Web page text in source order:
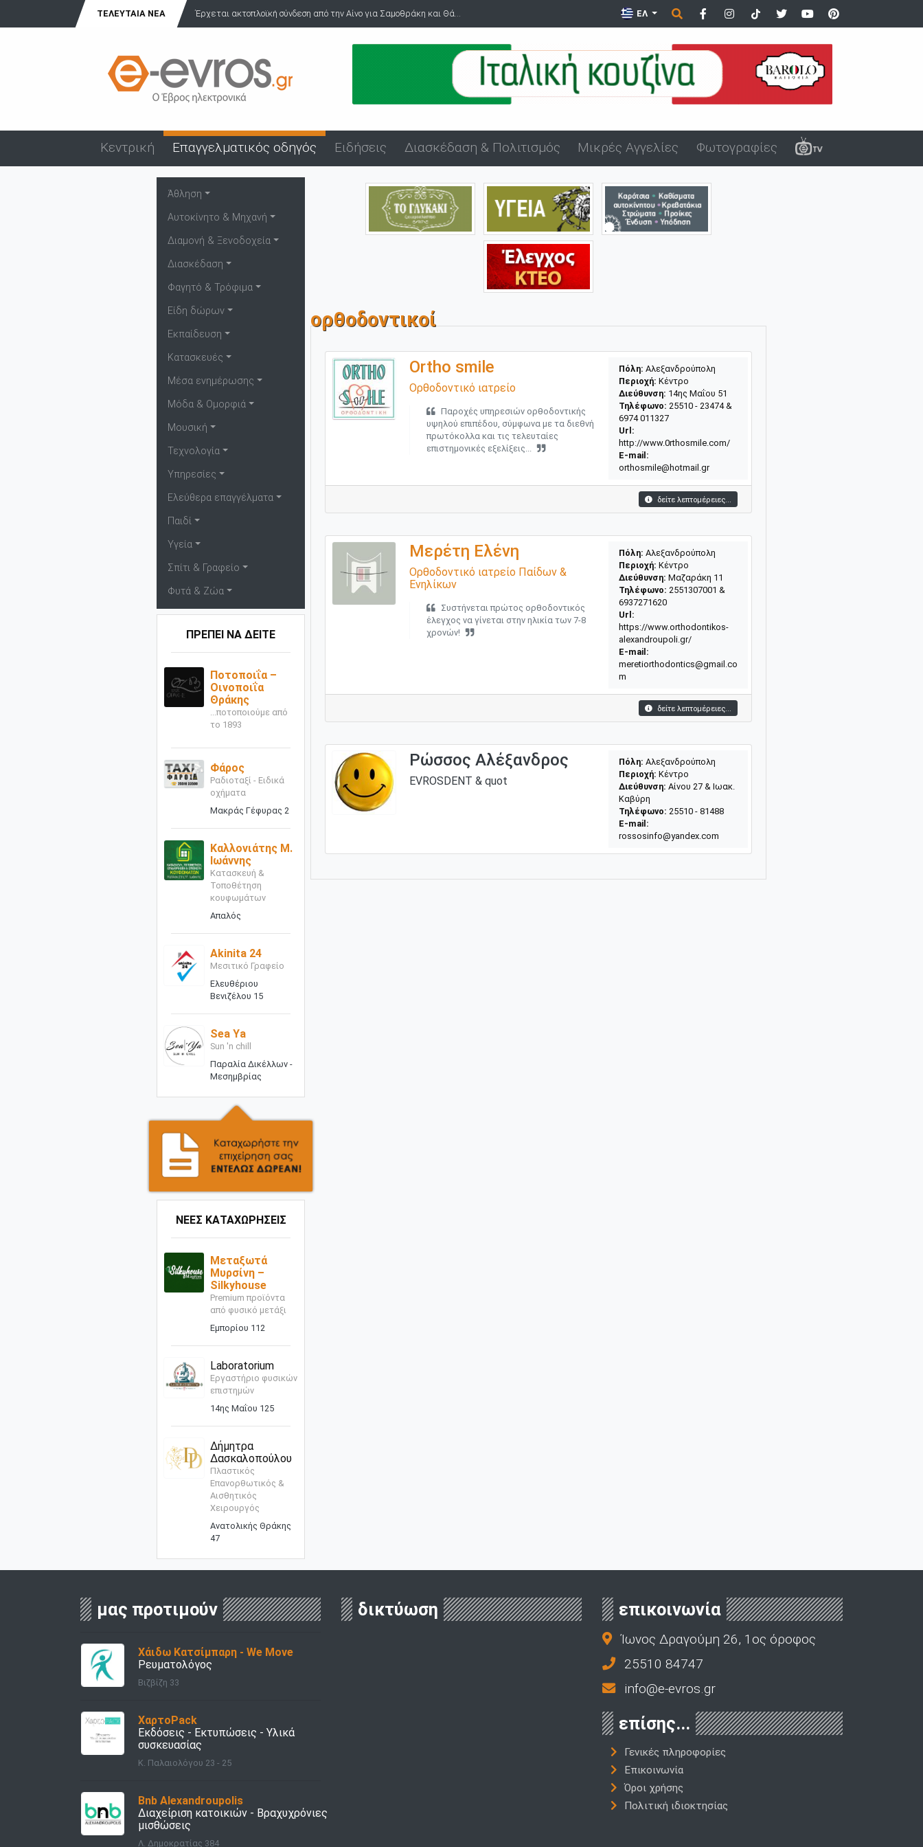
ΤΕΛΕΥΤΑΊΑ ΝΈΑ Έρχεται ακτοπλοϊκή σύνδεση από την Αίνο για Σαμοθράκη και Θά... ΕΛ
Κεντρική Επαγγελματικός οδηγός Ειδήσεις Διασκέδαση & Πολιτισμός Μικρές Αγγελίες Φωτογραφίες
Άθληση
Αυτοκίνητο & Μηχανή
Διαμονή & Ξενοδοχεία
Διασκέδαση
Φαγητό & Τρόφιμα
Είδη δώρων
Εκπαίδευση
Κατασκευές
Μέσα ενημέρωσης
Μόδα & Ομορφιά
Μουσική
Τεχνολογία
Υπηρεσίες
Ελεύθερα επαγγέλματα
Παιδί
Υγεία
Σπίτι & Γραφείο
Φυτά & Ζώα
ΠΡΕΠΕΙ ΝΑ ΔΕΙΤΕ
Ποτοποιΐα –
Οινοποιΐα
Θράκης
...ποτοποιούμε από
το 1893
Φάρος
Ραδιοταξί - Ειδικά
οχήματα
Μακράς Γέφυρας 2
Καλλονιάτης Μ.
Ιωάννης
Κατασκευή &
Τοποθέτηση
κουφωμάτων
Απαλός
Akinita 24
Μεσιτικό Γραφείο
Ελευθέριου
Βενιζέλου 15
Sea Ya
Sun 'n chill
Παραλία Δικέλλων -
Μεσημβρίας
ΝΕΕΣ ΚΑΤΑΧΩΡΗΣΕΙΣ
Μεταξωτά
Μυρσίνη –
Silkyhouse
Premium προϊόντα
από φυσικό μετάξι
Εμπορίου 112
Laboratorium
Εργαστήριο φυσικών
επιστημών
14ης Μαΐου 125
Δήμητρα
Δασκαλοπούλου
Πλαστικός
Επανορθωτικός &
Αισθητικός
Χειρουργός
Ανατολικής Θράκης
47
ορθοδοντικοί
Ortho smile
Ορθοδοντικό ιατρείο
Παροχές υπηρεσιών ορθοδοντικής
υψηλού επιπέδου, σύμφωνα με τα διεθνή
πρωτόκολλα και τις τελευταίες
επιστημονικές εξελίξεις...
Πόλη: Αλεξανδρούπολη
Περιοχή: Κέντρο
Διεύθυνση: 14ης Μαΐου 51
Τηλέφωνο: 25510 - 23474 &
6974 011327
Url:
http://www.0rthosmile.com/
E-mail:
orthosmile@hotmail.gr
δείτε λεπτομέρειες...
Μερέτη Ελένη
Ορθοδοντικό ιατρείο Παίδων &
Ενηλίκων
Συστήνεται πρώτος ορθοδοντικός
έλεγχος να γίνεται στην ηλικία των 7-8
χρονών!
Πόλη: Αλεξανδρούπολη
Περιοχή: Κέντρο
Διεύθυνση: Μαζαράκη 11
Τηλέφωνο: 2551307001 &
6937271620
Url:
https://www.orthodontikos-
alexandroupoli.gr/
E-mail:
meretiorthodontics@gmail.co
m
δείτε λεπτομέρειες...
Ρώσσος Αλέξανδρος
EVROSDENT & quot
Πόλη: Αλεξανδρούπολη
Περιοχή: Κέντρο
Διεύθυνση: Αίνου 27 & Ιωακ.
Καβύρη
Τηλέφωνο: 25510 - 81488
E-mail:
rossosinfo@yandex.com
μας προτιμούν
Χάιδω Κατσίμπαρη - We Move
Ρευματολόγος
Βιζβίζη 33
ΧαρτοPack
Εκδόσεις - Εκτυπώσεις - Υλικά
συσκευασίας
Κ. Παλαιολόγου 23 - 25
Bnb Alexandroupolis
Διαχείριση κατοικιών - Bραχυχρόνιες
μισθώσεις
Λ. Δημοκρατίας 384
δικτύωση επικοινωνία
Ίωνος Δραγούμη 26, 1ος όροφος
25510 84747
info@e-evros.gr
επίσης...
Γενικές πληροφορίες
Επικοινωνία
Όροι χρήσης
Πολιτική ιδιοκτησίας